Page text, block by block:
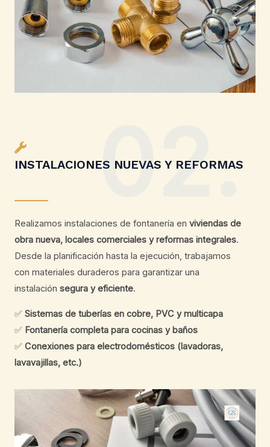
INSTALACIONES NUEVAS Y REFORMAS
02.
Realizamos instalaciones de fontanería en viviendas de
obra nueva, locales comerciales y reformas integrales.
Desde la planificación hasta la ejecución, trabajamos
con materiales duraderos para garantizar una
instalación segura y eficiente.
✅ Sistemas de tuberías en cobre, PVC y multicapa
✅ Fontanería completa para cocinas y baños
✅ Conexiones para electrodomésticos (lavadoras,
lavavajillas, etc.)